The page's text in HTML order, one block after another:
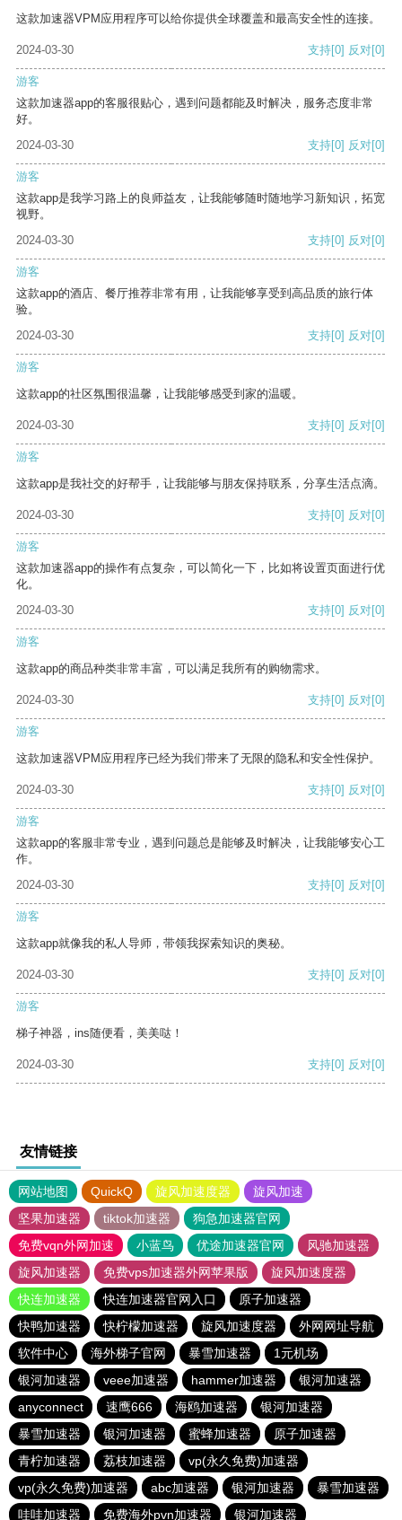
这款加速器VPM应用程序可以给你提供全球覆盖和最高安全性的连接。
2024-03-30 支持[0] 反对[0]
游客
这款加速器app的客服很贴心，遇到问题都能及时解决，服务态度非常
好。
2024-03-30
支持[0] 反对[0]
游客
这款app是我学习路上的良师益友，让我能够随时随地学习新知识，拓宽
视野。
2024-03-30
支持[0] 反对[0]
游客
这款app的酒店、餐厅推荐非常有用，让我能够享受到高品质的旅行体
验。
2024-03-30
支持[0] 反对[0]
游客
这款app的社区氛围很温馨，让我能够感受到家的温暖。
2024-03-30 支持[0] 反对[0]
游客
这款app是我社交的好帮手，让我能够与朋友保持联系，分享生活点滴。
2024-03-30 支持[0] 反对[0]
游客
这款加速器app的操作有点复杂，可以简化一下，比如将设置页面进行优
化。
2024-03-30
支持[0] 反对[0]
游客
这款app的商品种类非常丰富，可以满足我所有的购物需求。
2024-03-30 支持[0] 反对[0]
游客
这款加速器VPM应用程序已经为我们带来了无限的隐私和安全性保护。
2024-03-30 支持[0] 反对[0]
游客
这款app的客服非常专业，遇到问题总是能够及时解决，让我能够安心工
作。
2024-03-30
支持[0] 反对[0]
游客
这款app就像我的私人导师，带领我探索知识的奥秘。
2024-03-30 支持[0] 反对[0]
游客
梯子神器，ins随便看，美美哒！
2024-03-30 支持[0] 反对[0]
友情链接
网站地图 QuickQ 旋风加速度器
旋风加速
坚果加速器
tiktok加速器
狗急加速器官网
免费vqn外网加速
小蓝鸟 优途加速器官网
风驰加速器
旋风加速器
免费vps加速器外网苹果版
旋风加速度器
快连加速器
快连加速器官网入口
原子加速器
快鸭加速器
快柠檬加速器 旋风加速度器
外网网址导航
软件中心
海外梯子官网 暴雪加速器
1元机场
银河加速器
veee加速器 hammer加速器
银河加速器
anyconnect
速鹰666 海鸥加速器
银河加速器
暴雪加速器
银河加速器 蜜蜂加速器
原子加速器
青柠加速器
荔枝加速器
vp(永久免费)加速器
vp(永久免费)加速器
abc加速器 银河加速器
暴雪加速器
哇哇加速器
免费海外pvn加速器 银河加速器